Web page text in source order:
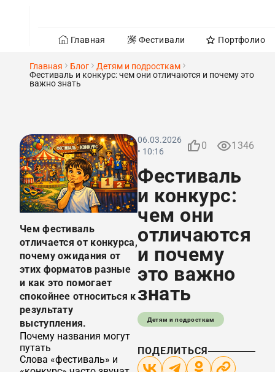
Главная Фестивали Портфолио
Главная Блог
Детям и подросткам
Фестиваль и конкурс: чем они отличаются и почему это
важно знать
Чем фестиваль
отличается от конкурса,
почему ожидания от
этих форматов разные
и как это помогает
спокойнее относиться к
результату
выступления.
Почему названия могут
путать
Слова «фестиваль» и
06.03.2026
• 10:16
0 1346
Фестиваль
и конкурс:
чем они
отличаются
и почему
это важно
знать
Детям и подросткам
ПОДЕЛИТЬСЯ